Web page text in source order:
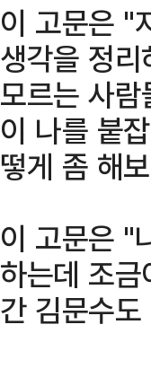
이 고문은 "
생각을 정
모르는 사
이 나를 붙
떻게 좀 해
이 고문은 "
하는데 조
간 김문수